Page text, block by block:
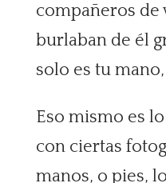
compañeros de
burlaban de él
solo es tu
Eso mismo es
con ciertas
manos, o pies,